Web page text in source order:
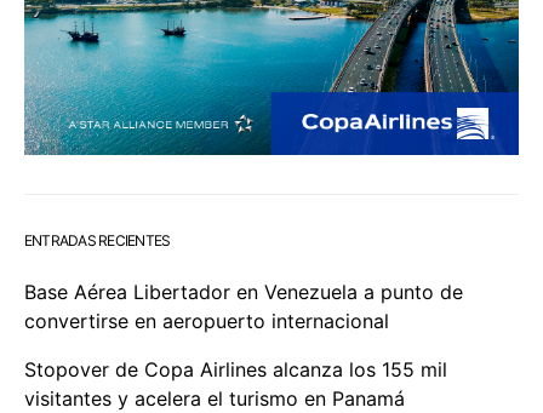
ENTRADAS RECIENTES
Base Aérea Libertador en Venezuela a punto de
convertirse en aeropuerto internacional
Stopover de Copa Airlines alcanza los 155 mil
visitantes y acelera el turismo en Panamá